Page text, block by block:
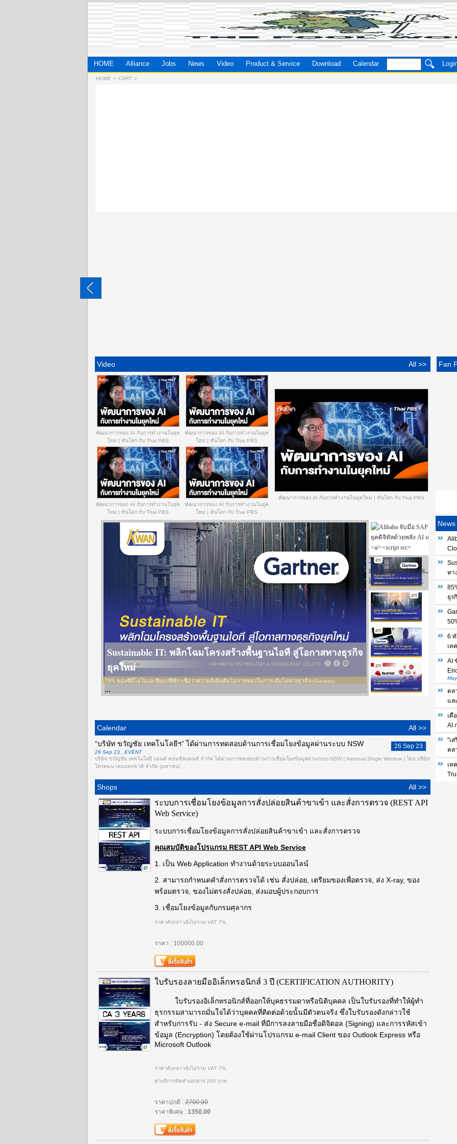
HOME Alliance Jobs News Video Product & Service Download Calendar
HOME > CART >
Video All >> Fan
พัฒนาการของ AI กับการทำงานในยุค
ใหม่ | ทันโลก กับ Thai PBS
พัฒนาการของ AI กับการทำงานในยุค
ใหม่ | ทันโลก กับ Thai PBS
พัฒนาการของ AI กับการทำงานในยุคใหม่ | ทันโลก กับ Thai PBS
พัฒนาการของ AI กับการทำงานในยุค
ใหม่ | ทันโลก กับ Thai PBS
พัฒนาการของ AI กับการทำงานในยุค
ใหม่ | ทันโลก กับ Thai PBS
Calendar
All >>
“บริษัท ขวัญชัย เทคโนโลยีฯ” ได้ผ่านการทดสอบด้านการเชื่อมโยงข้อมูลผ่านระบบ NSW
26 Sep 23
26 Sep 23 , EVENT
บริษัท ขวัญชัย เทคโนโลยี แอนด์ คอนซัลแตนท์ จำกัด ได้ผ่านการทดสอบด้านการเชื่อมโยงข้อมูลผ่านระบบ NSW ( National Single Window ) โดย บริษัท
โทรคมนาคมแห่งชาติ จำกัด (มหาชน) ...
Shops All >>
ระบบการเชื่อมโยงข้อมูลการสั่งปล่อยสินค้าขาเข้า และสั่งการตรวจ (REST API
Web Service)
ระบบการเชื่อมโยงข้อมูลการสั่งปล่อยสินค้าขาเข้า และสั่งการตรวจ
คุณสมบัติของโปรแกรม REST API Web Service
1. เป็น Web Application ทำงานด้วยระบบออนไลน์
2. สามารถกำหนดคำสั่งการตรวจได้ เช่น สั่งปล่อย, เตรียมของเพื่อตรวจ, ส่ง X-ray, ของ
พร้อมตรวจ, ของไม่ตรงสั่งปล่อย, ส่งมอบผู้ประกอบการ
3. เชื่อมโยงข้อมูลกับกรมศุลากร
ราคาดังกล่าวยังไม่รวม VAT 7%
ราคา : 100000.00
ใบรับรองลายมืออิเล็กทรอนิกส์ 3 ปี (CERTIFICATION AUTHORITY)
ใบรับรองอิเล็กทรอนิกส์ที่ออกให้บุคธรรมดาหรือนิติบุคคล เป็นใบรับรองที่ทำให้ผู้ทำ
ธุรกรรมสามารถมั่นใจได้ว่าบุคคลที่ติดต่อด้วยนั้นมีตัวตนจริง ซึ่งใบรับรองดังกล่าวใช้
สำหรับการรับ - ส่ง Secure e-mail ที่มีการลงลายมือชื่อดิจิตอล (Signing) และการรหัสเข้า
ข้อมูล (Encryption) โดยต้องใช้ผ่านโปรแกรม e-mail Client ของ Outlook Express หรือ
Microsoft Outlook
ราคาดังกล่าวยังไม่รวม VAT 7%
ค่าบริการจัดทำเอกสาร 200 บาท
ราคาปกติ :2700.00
ราคาพิเศษ : 1350.00
News
ทา
ธุร
6
เท
AI
ตล
แล
เตื
AI
"เ
คล
เท